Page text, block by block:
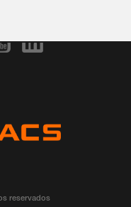
reservados